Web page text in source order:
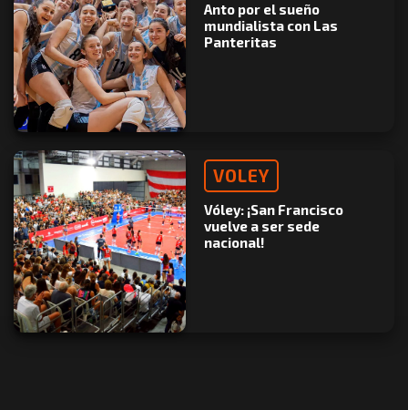
Anto por el sueño
mundialista con Las
Panteritas
VOLEY
Vóley: ¡San Francisco
vuelve a ser sede
nacional!